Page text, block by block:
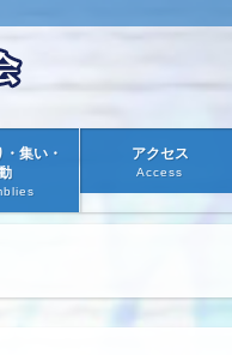
・集い・
アクセス
Access